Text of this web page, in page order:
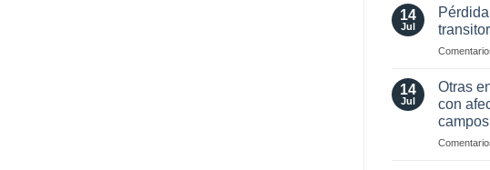
14
Jul
14
Jul
Otras
con